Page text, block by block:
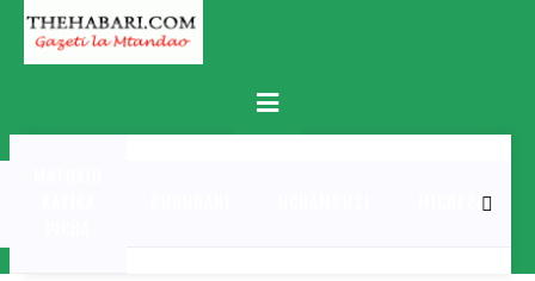
Skip
content
Primary
Menu
MICHEZO